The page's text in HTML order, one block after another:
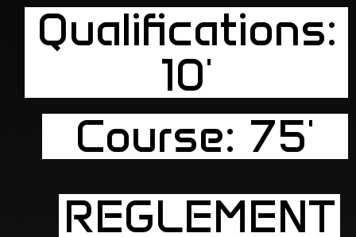
Qualifications:
10'
Course: 75'
REGLEMENT